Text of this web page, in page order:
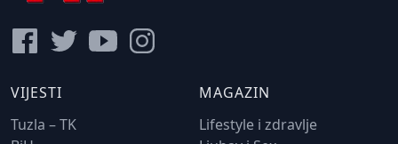
VIJESTI
Tuzla – TK
MAGAZIN
Lifestyle i zdravlje